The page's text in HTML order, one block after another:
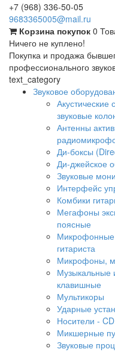
+7 (968) 336-50-05
9683365005@mail.ru
Корзина покупок 0
Ничего не куплено!
Покупка и продажа
профессионального
text_category
Звуковое
звуковые
Антенны
Ди-боксы
Ди-джейское
Звуковые
Интерфейс
Комбики
Мегафоны
поясные
Микрофонные
гитариста
Микрофоны,
Музыкальные
клавишные
Мультикоры
Ударные
Носители -
Микшерные
Звуковые